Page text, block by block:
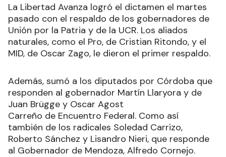
La Libertad Avanza logró el dictamen el martes
pasado con el respaldo de los gobernadores de
Unión por la Patria y de la UCR. Los aliados
naturales, como el Pro, de Cristian Ritondo, y el
MID, de Oscar Zago, le dieron el primer respaldo.
Además, sumó a los diputados por Córdoba que
responden al gobernador Martín Llaryora y de
Juan Brügge y Oscar Agost
Carreño de Encuentro Federal. Como así
también de los radicales Soledad Carrizo,
Roberto Sánchez y Lisandro Nieri, que responde
al Gobernador de Mendoza, Alfredo Cornejo.